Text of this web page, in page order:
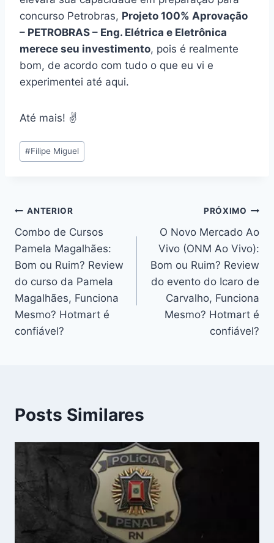
concurso Petrobras, Projeto 100% Aprovação
– PETROBRAS – Eng. Elétrica e Eletrônica
merece seu investimento, pois é realmente
bom, de acordo com tudo o que eu vi e
experimentei até aqui.
Até mais! ✌️
Tags
do
#Filipe Miguel
Navegação
de
Post
ANTERIOR
Combo de Cursos
Pamela Magalhães:
Bom ou Ruim? Review
do curso da Pamela
Magalhães, Funciona
Mesmo? Hotmart é
confiável?
PRÓXIMO
O Novo Mercado Ao
Vivo (ONM Ao Vivo):
Bom ou Ruim? Review
do evento do Icaro de
Carvalho, Funciona
Mesmo? Hotmart é
confiável?
Posts Similares